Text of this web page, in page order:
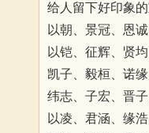
给人留下好印象的
以朝、景冠、恩
以铠、征辉、贤
凯子、毅桓、诺
纬志、子宏、晋
以凌、君涵、缘